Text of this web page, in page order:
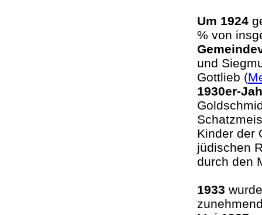
Um 1924
% von
und
Gottlieb (
1930er-
Kinder der
jüdischen
durch den
1933